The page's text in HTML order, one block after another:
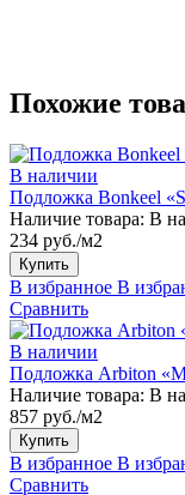
Похожие
В наличии
Подложка Bonkeel
Наличие товара: В
234 руб./м2
Купить
В избранное В
Сравнить
В наличии
Подложка Arbiton
Наличие товара: В
857 руб./м2
Купить
В избранное В
Сравнить